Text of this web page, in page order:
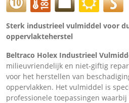
Sterk industrieel vulmiddel voor
oppervlakteherstel
Beltraco Holex Industrieel
milieuvriendelijk en niet-giftig
voor het herstellen van
oppervlakken. Het vulmiddel is
professionele toepassingen